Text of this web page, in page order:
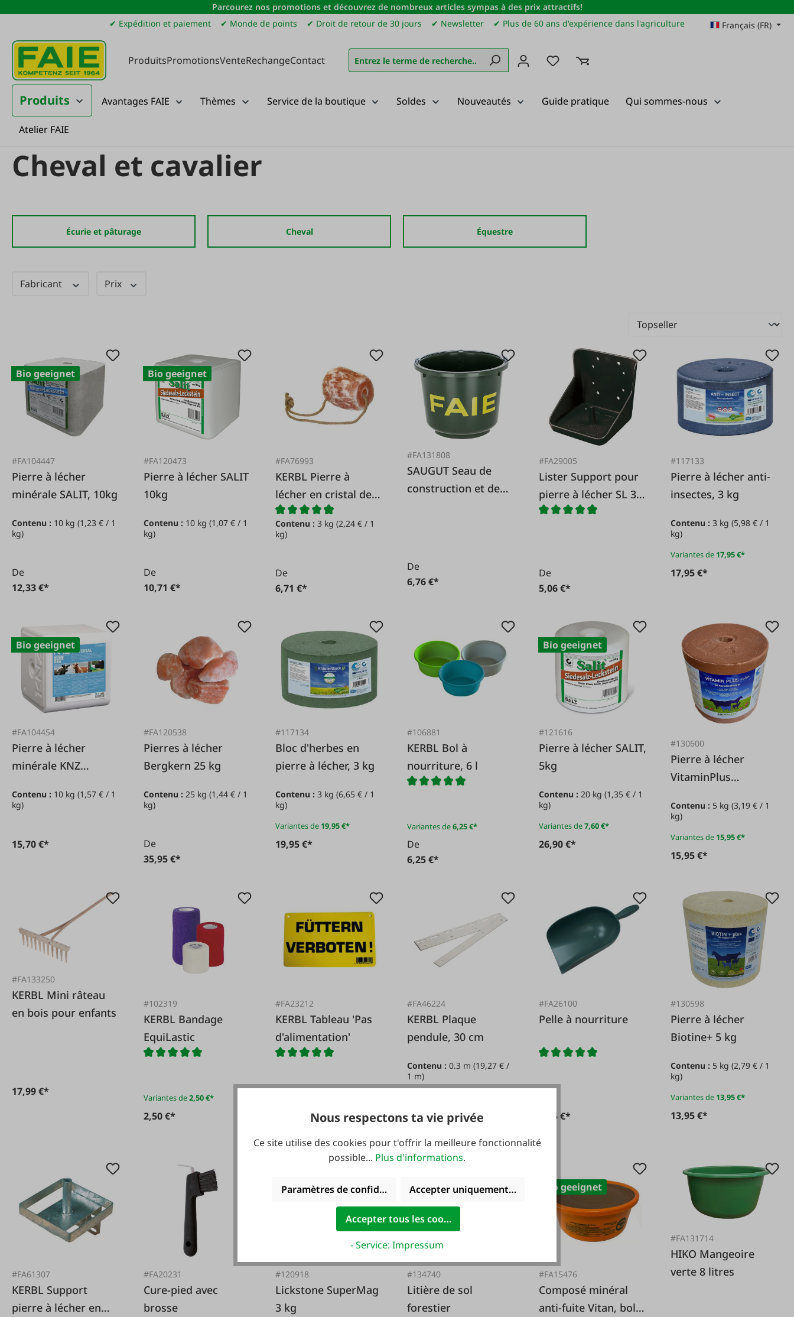
au contenu principal
Passer à la recherche
Passer à la navigation principale
Parcourez nos promotions et découvrez de nombreux articles sympas à des prix attractifs!
✔ Expédition et paiement
✔ Monde de points ✔ Droit de retour de 30 jours ✔ Newsletter ✔ Plus de 60 ans d'expérience dans l'agriculture Français (FR)
ProduitsPromotionsVenteRechangeContact Vous avez 0 articles dans votre liste de souhaits
Produits Avantages FAIE Thèmes Service de la boutique Soldes Nouveautés Guide pratique Qui sommes-nous
Atelier FAIE
Produits Élevage
Cheval et cavalier
Écurie et pâturage Cheval Équestre
Fabricant Prix
Bio geeignet
#FA104447
Pierre à lécher
minérale SALIT, 10kg
Contenu : 10 kg (1,23 € / 1
kg)
De
12,33 €*
Bio geeignet
#FA120473
Pierre à lécher SALIT
10kg
Contenu : 10 kg(1,07 € / 1
kg)
De
10,71 €*
#FA76993
KERBL Pierre à
lécher en cristal de
roche
Contenu :3 kg(2,24 € / 1
kg)
De
6,71 €*
#FA131808
SAUGUT Seau de
construction et de
De
6,76 €*
#FA29005
Lister Support pour
pierre à lécher SL 3
gris/noir
De
5,06 €*
#117133
Pierre à lécher anti-
insectes, 3 kg
Contenu :3 kg(5,98 € / 1
kg)
Variantes de 17,95 €*
17,95 €*
Bio geeignet
#FA104454
Pierre à lécher
minérale KNZ
Contenu : 10 kg (1,57 € / 1
kg)
15,70 €*
#FA120538
Pierres à lécher
Bergkern 25 kg
Contenu :25 kg(1,44 € / 1
kg)
De
35,95 €*
#117134
Bloc d'herbes en
pierre à lécher, 3 kg
Contenu :3 kg(6,65 € / 1
kg)
Variantes de 19,95 €*
19,95 €*
#106881
KERBL Bol à
nourriture, 6 l
Variantes de6,25 €*
De
6,25 €*
Bio geeignet
#121616
Pierre à lécher SALIT,
5kg
Contenu :20 kg(1,35 € / 1
kg)
Variantes de7,60 €*
26,90 €*
#130600
Pierre à lécher
VitaminPlus
Contenu : 5 kg(3,19 € / 1
kg)
Variantes de 15,95 €*
15,95 €*
#FA133250
KERBL Mini râteau
en bois pour enfants
17,99 €*
#102319
KERBL Bandage
EquiLastic
Variantes de2,50 €*
2,50 €*
#FA23212
KERBL Tableau 'Pas
d'alimentation'
#FA46224
KERBL Plaque
pendule, 30 cm
Contenu :0.3 m(19,27 € /
1 m)
De
#FA26100
Pelle à nourriture
5,95 €*
#130598
Pierre à lécher
Biotine+ 5 kg
Contenu : 5 kg(2,79 € / 1
kg)
Variantes de 13,95 €*
13,95 €*
#FA61307
KERBL Support
pierre à lécher en
#FA20231
Cure-pied avec
brosse
Bio geeignet
#120918
Lickstone SuperMag
3 kg
#134740
Litière de sol
forestier
Bio geeignet
#FA15476
Composé minéral
anti-fuite Vitan, bol
#FA131714
HIKO Mangeoire
verte 8 litres
Nous respectons ta vie privée
Ce site utilise des cookies pour t'offrir la meilleure fonctionnalité
possible... Plus d'informations.
Paramètres de confidentialitéAccepter uniquement les cookies fonctionnels
Accepter tous les cookies
- Service: Impressum